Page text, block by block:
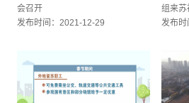
会召开
发布时间：2021-12-29
组来苏
发布